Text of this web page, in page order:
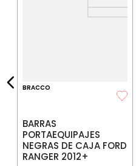
BRACCO
BARRAS
PORTAEQUIPAJES
NEGRAS DE CAJA FORD
RANGER 2012+